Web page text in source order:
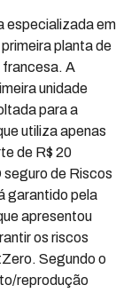
especializada em
planta de
A
unidade
para a
utiliza apenas
de R$ 20
seguro de Riscos
garantido pela
apresentou
os riscos
Segundo o
reprodução